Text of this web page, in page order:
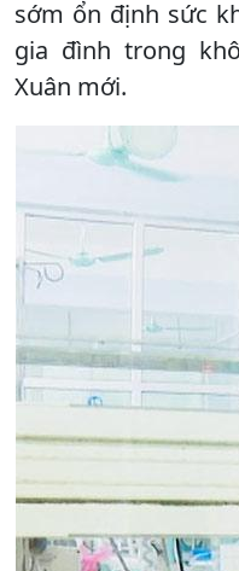
sớm ổn định sức
gia đình trong
Xuân mới.